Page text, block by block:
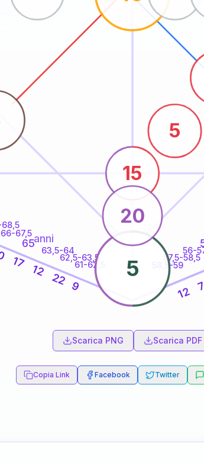
anni
56-
57,5-58,5
58,5-59
61-62,5
62,5-63,5
63,5-64
66-67,5
68,5
7
12
9
22
12
17 5
15
5
20
65anni
Scarica PNG Scarica PDF
Copia Link Facebook Twitter